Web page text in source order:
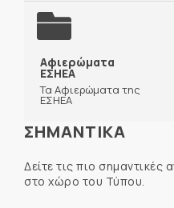
Αφιερώματα
ΕΣΗΕΑ
Τα Αφιερώματα της
ΕΣΗΕΑ
ΣΗΜΑΝΤΙΚΑ
Δείτε τις πιο σημαντικές
στο χώρο του Τύπου.